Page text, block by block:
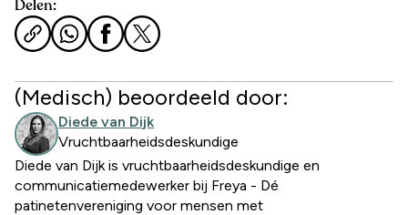
Delen:
(Medisch) beoordeeld door:
Diede van Dijk
Vruchtbaarheidsdeskundige
Diede van Dijk is vruchtbaarheidsdeskundige en
communicatiemedewerker bij Freya - Dé
patinetenvereniging voor mensen met